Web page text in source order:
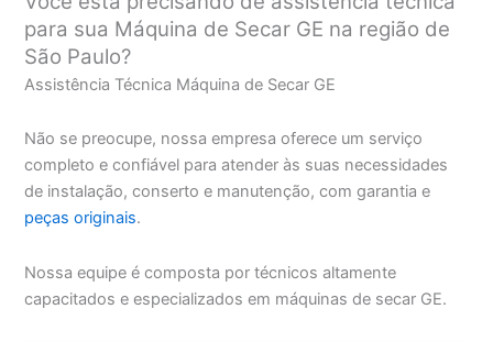
para sua Máquina de Secar GE na região de
São Paulo?
Assistência Técnica Máquina de Secar GE
Não se preocupe, nossa empresa oferece um serviço
completo e confiável para atender às suas necessidades
de instalação, conserto e manutenção, com garantia e
peças originais.
Nossa equipe é composta por técnicos altamente
capacitados e especializados em máquinas de secar GE.